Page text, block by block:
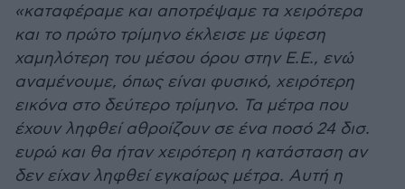
«καταφέραμε και αποτρέψαμε τα χειρότερα
και το πρώτο τρίμηνο έκλεισε με ύφεση
χαμηλότερη του μέσου όρου στην Ε.Ε., ενώ
αναμένουμε, όπως είναι φυσικό, χειρότερη
εικόνα στο δεύτερο τρίμηνο. Τα μέτρα που
έχουν ληφθεί αθροίζουν σε ένα ποσό 24 δισ.
ευρώ και θα ήταν χειρότερη η κατάσταση αν
δεν είχαν ληφθεί εγκαίρως μέτρα. Αυτή η